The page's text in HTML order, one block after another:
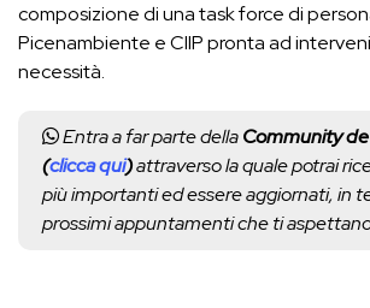
composizione di una task force di
Picenambiente e CIIP pronta ad
necessità.
Entra a far parte dellaCommunity
(clicca qui)attraverso la quale potrai
più importanti ed essere aggiornati, in
prossimi appuntamenti che ti